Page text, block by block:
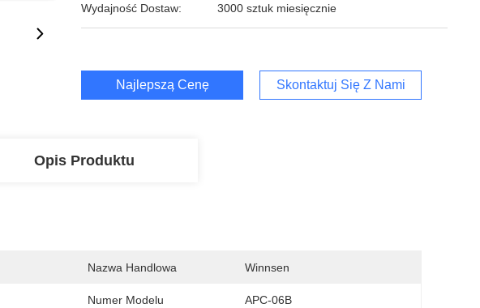
Wydajność Dostaw: 3000 sztuk miesięcznie
Najlepszą Cenę Skontaktuj Się Z Nami
Opis Produktu
Nazwa Handlowa Winnsen
Numer Modelu APC-06B